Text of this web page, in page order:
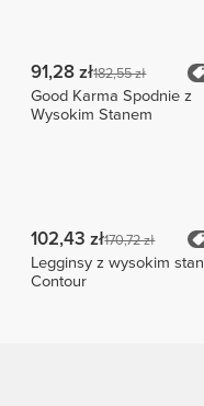
91,28 zł182,55 zł
Good Karma Spodnie z
Wysokim Stanem
102,43 zł170,72 zł
Legginsy z wysokim
Contour